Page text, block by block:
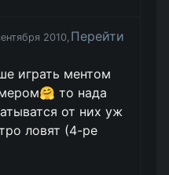
2010, Перейти
играть ментом
то нада
от них уж
ловят (4-ре